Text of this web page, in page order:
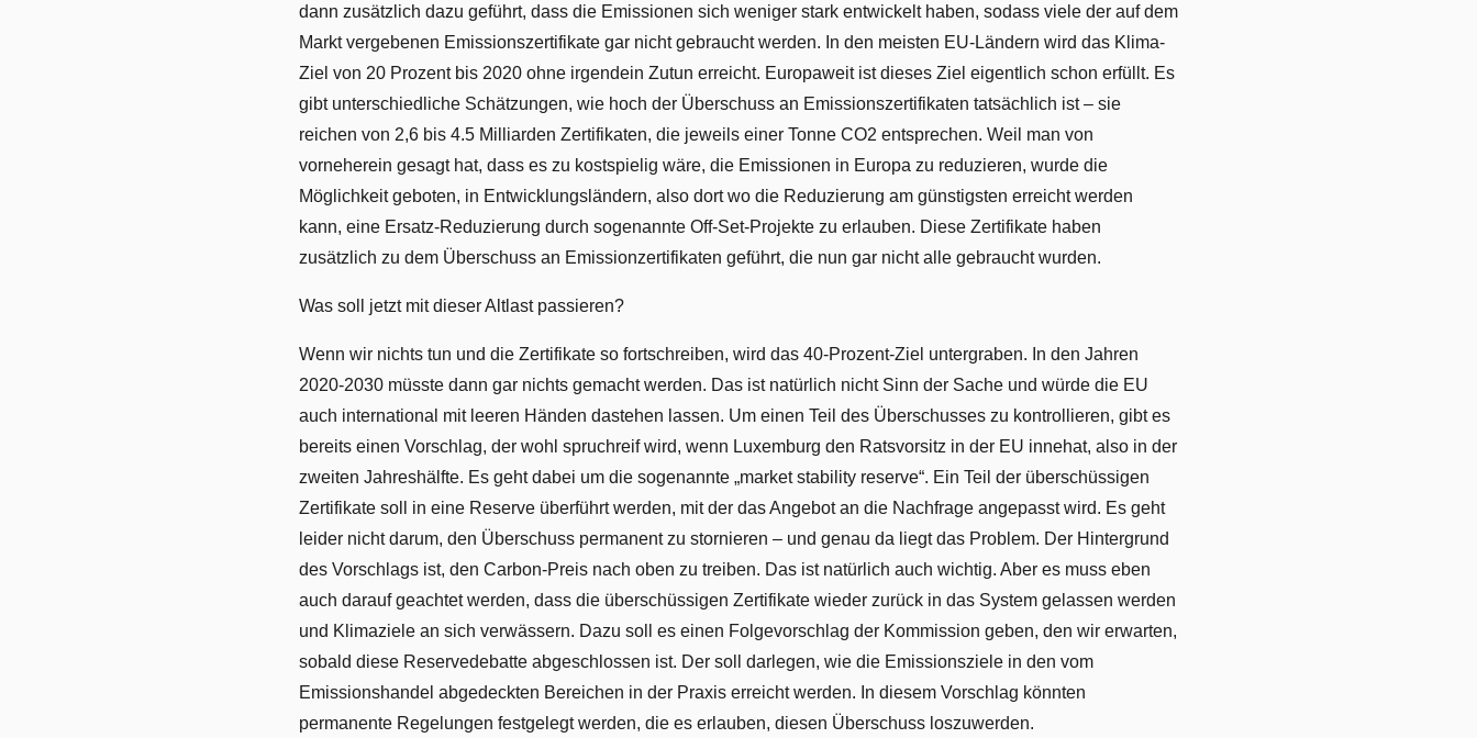
dann zusätzlich dazu geführt, dass die Emissionen sich weniger stark entwickelt haben, sodass viele der auf dem
Markt vergebenen Emissionszertifikate gar nicht gebraucht werden. In den meisten EU-Ländern wird das Klima-
Ziel von 20 Prozent bis 2020 ohne irgendein Zutun erreicht. Europaweit ist dieses Ziel eigentlich schon erfüllt. Es
gibt unterschiedliche Schätzungen, wie hoch der Überschuss an Emissionszertifikaten tatsächlich ist – sie
reichen von 2,6 bis 4.5 Milliarden Zertifikaten, die jeweils einer Tonne CO2 entsprechen. Weil man von
vorneherein gesagt hat, dass es zu kostspielig wäre, die Emissionen in Europa zu reduzieren, wurde die
Möglichkeit geboten, in Entwicklungsländern, also dort wo die Reduzierung am günstigsten erreicht werden
kann, eine Ersatz-Reduzierung durch sogenannte Off-Set-Projekte zu erlauben. Diese Zertifikate haben
zusätzlich zu dem Überschuss an Emissionzertifikaten geführt, die nun gar nicht alle gebraucht wurden.
Was soll jetzt mit dieser Altlast passieren?
Wenn wir nichts tun und die Zertifikate so fortschreiben, wird das 40-Prozent-Ziel untergraben. In den Jahren
2020-2030 müsste dann gar nichts gemacht werden. Das ist natürlich nicht Sinn der Sache und würde die EU
auch international mit leeren Händen dastehen lassen. Um einen Teil des Überschusses zu kontrollieren, gibt es
bereits einen Vorschlag, der wohl spruchreif wird, wenn Luxemburg den Ratsvorsitz in der EU innehat, also in der
zweiten Jahreshälfte. Es geht dabei um die sogenannte „market stability reserve“. Ein Teil der überschüssigen
Zertifikate soll in eine Reserve überführt werden, mit der das Angebot an die Nachfrage angepasst wird. Es geht
leider nicht darum, den Überschuss permanent zu stornieren – und genau da liegt das Problem. Der Hintergrund
des Vorschlags ist, den Carbon-Preis nach oben zu treiben. Das ist natürlich auch wichtig. Aber es muss eben
auch darauf geachtet werden, dass die überschüssigen Zertifikate wieder zurück in das System gelassen werden
und Klimaziele an sich verwässern. Dazu soll es einen Folgevorschlag der Kommission geben, den wir erwarten,
sobald diese Reservedebatte abgeschlossen ist. Der soll darlegen, wie die Emissionsziele in den vom
Emissionshandel abgedeckten Bereichen in der Praxis erreicht werden. In diesem Vorschlag könnten
permanente Regelungen festgelegt werden, die es erlauben, diesen Überschuss loszuwerden.